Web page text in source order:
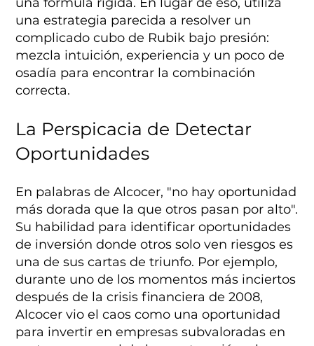
una estrategia parecida a resolver un
complicado cubo de Rubik bajo presión:
mezcla intuición, experiencia y un poco de
osadía para encontrar la combinación
correcta.
La Perspicacia de Detectar
Oportunidades
En palabras de Alcocer, "no hay oportunidad
más dorada que la que otros pasan por alto".
Su habilidad para identificar oportunidades
de inversión donde otros solo ven riesgos es
una de sus cartas de triunfo. Por ejemplo,
durante uno de los momentos más inciertos
después de la crisis financiera de 2008,
Alcocer vio el caos como una oportunidad
para invertir en empresas subvaloradas en